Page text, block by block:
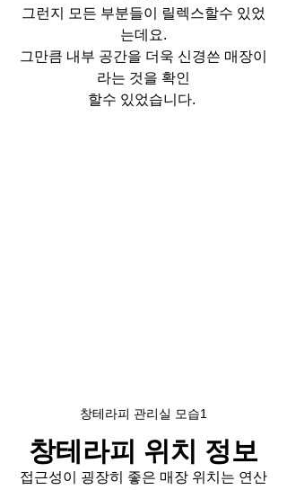
그런지 모든 부분들이 릴렉스할수 있었
는데요.
그만큼 내부 공간을 더욱 신경쓴 매장이
라는 것을 확인
할수 있었습니다.
창테라피 관리실 모습1
창테라피 위치 정보
접근성이 굉장히 좋은 매장 위치는 연산